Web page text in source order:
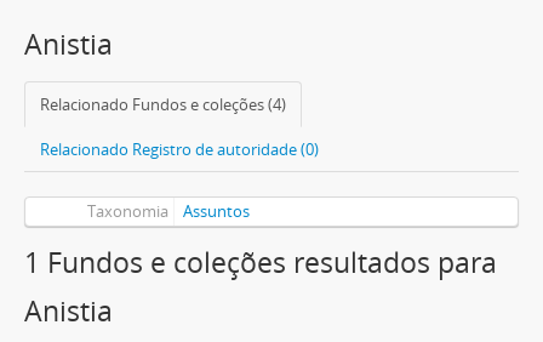
Anistia
Relacionado Fundos e coleções (4)
Relacionado Registro de autoridade (0)
Taxonomia Assuntos
1 Fundos e coleções resultados para
Anistia